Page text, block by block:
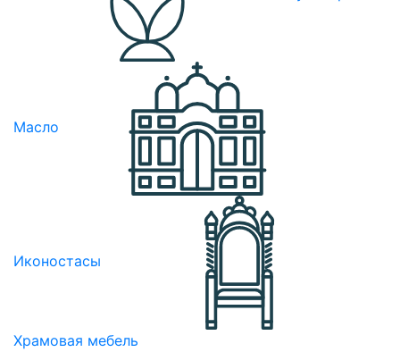
Масло
Иконостасы
Храмовая мебель